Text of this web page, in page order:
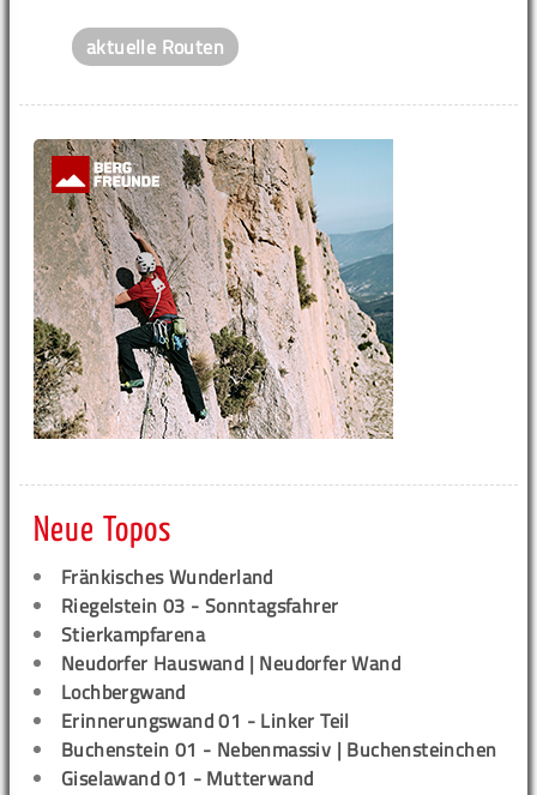
aktuelle Routen
Neue Topos
Fränkisches Wunderland
Riegelstein 03 - Sonntagsfahrer
Stierkampfarena
Neudorfer Hauswand | Neudorfer Wand
Lochbergwand
Erinnerungswand 01 - Linker Teil
Buchenstein 01 - Nebenmassiv | Buchensteinchen
Giselawand 01 - Mutterwand